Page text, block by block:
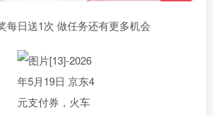
每日送1次 做任务还有更多机会